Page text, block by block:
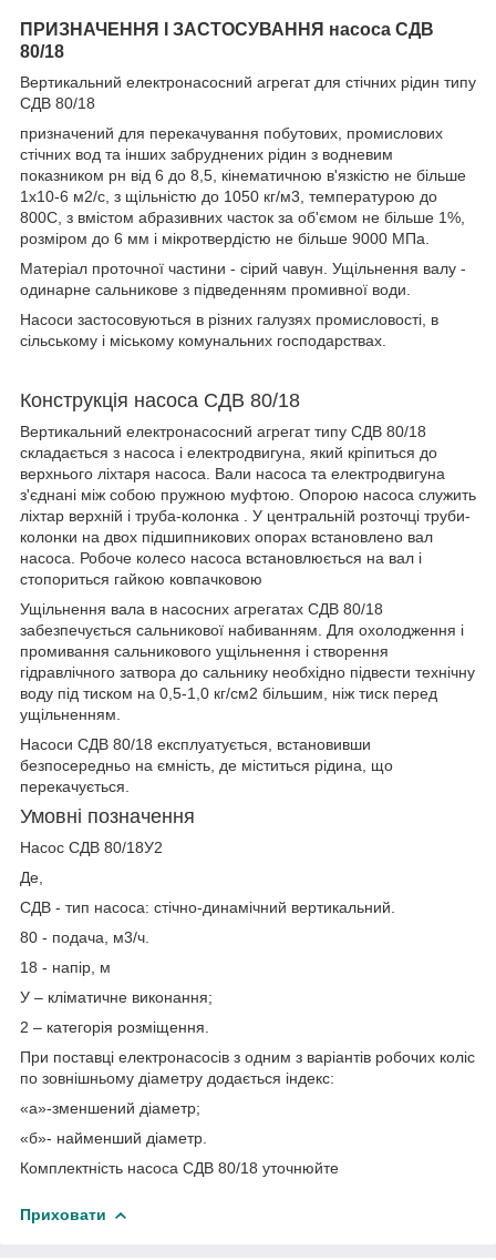
ПРИЗНАЧЕННЯ І ЗАСТОСУВАННЯ насоса СДВ
80/18
Вертикальний електронасосний агрегат для стічних рідин типу
СДВ 80/18
призначений для перекачування побутових, промислових
стічних вод та інших забруднених рідин з водневим
показником рн від 6 до 8,5, кінематичною в'язкістю не більше
1х10-6 м2/с, з щільністю до 1050 кг/м3, температурою до
800С, з вмістом абразивних часток за об'ємом не більше 1%,
розміром до 6 мм і мікротвердістю не більше 9000 МПа.
Матеріал проточної частини - сірий чавун. Ущільнення валу -
одинарне сальникове з підведенням промивної води.
Насоси застосовуються в різних галузях промисловості, в
сільському і міському комунальних господарствах.
Конструкція насоса СДВ 80/18
Вертикальний електронасосний агрегат типу СДВ 80/18
складається з насоса і електродвигуна, який кріпиться до
верхнього ліхтаря насоса. Вали насоса та електродвигуна
з'єднані між собою пружною муфтою. Опорою насоса служить
ліхтар верхній і труба-колонка . У центральній розточці труби-
колонки на двох підшипникових опорах встановлено вал
насоса. Робоче колесо насоса встановлюється на вал і
стопориться гайкою ковпачковою
Ущільнення вала в насосних агрегатах СДВ 80/18
забезпечується сальникової набиванням. Для охолодження і
промивання сальникового ущільнення і створення
гідравлічного затвора до сальнику необхідно підвести технічну
воду під тиском на 0,5-1,0 кг/см2 більшим, ніж тиск перед
ущільненням.
Насоси СДВ 80/18 експлуатується, встановивши
безпосередньо на ємність, де міститься рідина, що
перекачується.
Умовні позначення
Насос СДВ 80/18У2
Де,
СДВ - тип насоса: стічно-динамічний вертикальний.
80 - подача, м3/ч.
18 - напір, м
У – кліматичне виконання;
2 – категорія розміщення.
При поставці електронасосів з одним з варіантів робочих коліс
по зовнішньому діаметру додається індекс:
«а»-зменшений діаметр;
«б»- найменший діаметр.
Комплектність насоса СДВ 80/18 уточнюйте
Приховати